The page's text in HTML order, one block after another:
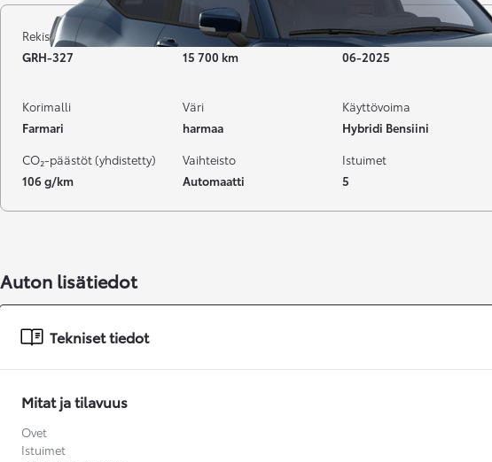
Rekisterinumero
GRH-327
Kilometrit
15 700 km
Vuosimalli
06-2025
Korimalli
Farmari
Väri
harmaa
Käyttövoima
Hybridi Bensiini
CO₂-päästöt (yhdistetty)
106 g/km
Vaihteisto
Automaatti
Istuimet
5
Auton lisätiedot
Tekniset tiedot
Mitat ja tilavuus
Ovet
Istuimet